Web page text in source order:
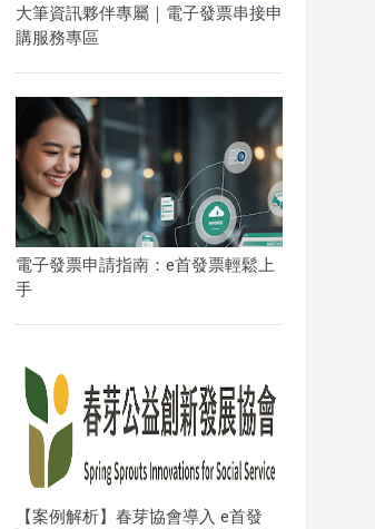
大筆資訊夥伴專屬｜電子發票串接申
購服務專區
電子發票申請指南：e首發票輕鬆上
手
【案例解析】春芽協會導入 e首發